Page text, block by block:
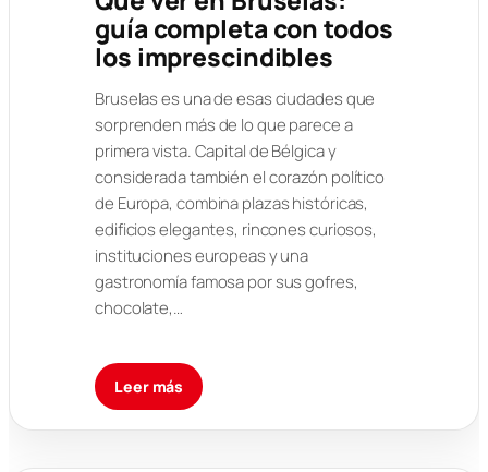
guía completa con todos
los imprescindibles
Bruselas es una de esas ciudades que
sorprenden más de lo que parece a
primera vista. Capital de Bélgica y
considerada también el corazón político
de Europa, combina plazas históricas,
edificios elegantes, rincones curiosos,
instituciones europeas y una
gastronomía famosa por sus gofres,
chocolate,…
Leer más